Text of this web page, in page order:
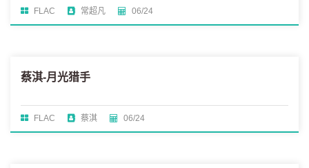
FLAC 常超凡 06/24
蔡淇-月光猎手
FLAC 蔡淇 06/24